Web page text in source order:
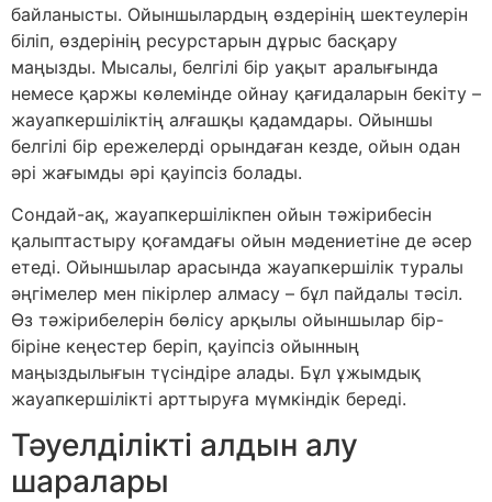
байланысты. Ойыншылардың өздерінің шектеулерін
біліп, өздерінің ресурстарын дұрыс басқару
маңызды. Мысалы, белгілі бір уақыт аралығында
немесе қаржы көлемінде ойнау қағидаларын бекіту –
жауапкершіліктің алғашқы қадамдары. Ойыншы
белгілі бір ережелерді орындаған кезде, ойын одан
әрі жағымды әрі қауіпсіз болады.
Сондай-ақ, жауапкершілікпен ойын тәжірибесін
қалыптастыру қоғамдағы ойын мәдениетіне де әсер
етеді. Ойыншылар арасында жауапкершілік туралы
әңгімелер мен пікірлер алмасу – бұл пайдалы тәсіл.
Өз тәжірибелерін бөлісу арқылы ойыншылар бір-
біріне кеңестер беріп, қауіпсіз ойынның
маңыздылығын түсіндіре алады. Бұл ұжымдық
жауапкершілікті арттыруға мүмкіндік береді.
Тәуелділікті алдын алу
шаралары